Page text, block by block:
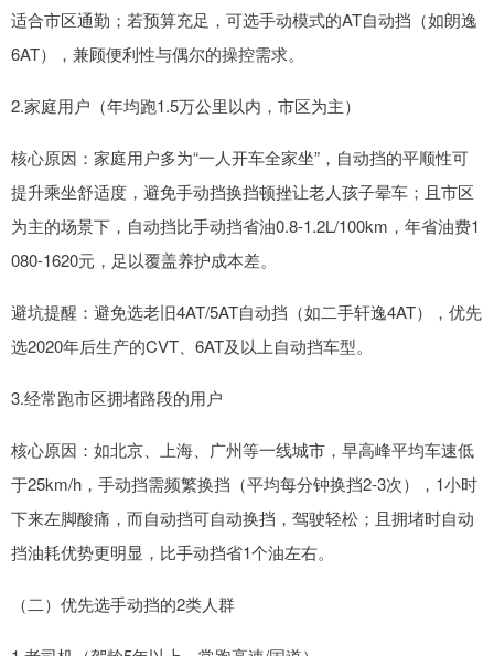
适合市区通勤；若预算充足，可选手动模式的AT自动挡（如朗逸
6AT），兼顾便利性与偶尔的操控需求。
2.家庭用户（年均跑1.5万公里以内，市区为主）
核心原因：家庭用户多为“一人开车全家坐”，自动挡的平顺性可
提升乘坐舒适度，避免手动挡换挡顿挫让老人孩子晕车；且市区
为主的场景下，自动挡比手动挡省油0.8-1.2L/100km，年省油费1
080-1620元，足以覆盖养护成本差。
避坑提醒：避免选老旧4AT/5AT自动挡（如二手轩逸4AT），优先
选2020年后生产的CVT、6AT及以上自动挡车型。
3.经常跑市区拥堵路段的用户
核心原因：如北京、上海、广州等一线城市，早高峰平均车速低
于25km/h，手动挡需频繁换挡（平均每分钟换挡2-3次），1小时
下来左脚酸痛，而自动挡可自动换挡，驾驶轻松；且拥堵时自动
挡油耗优势更明显，比手动挡省1个油左右。
（二）优先选手动挡的2类人群